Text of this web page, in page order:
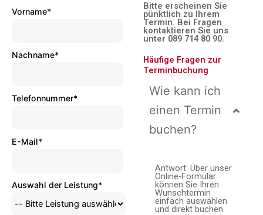
Vorname*
Nachname*
Telefonnummer*
E-Mail*
Auswahl der Leistung*
Bitte erscheinen Sie
pünktlich zu Ihrem
Termin. Bei Fragen
kontaktieren Sie uns
unter 089 714 80 90.
Häufige Fragen zur
Terminbuchung
Wie kann ich
einen Termin
buchen?
Antwort: Über unser
Online-Formular
können Sie Ihren
Wunschtermin
einfach auswählen
und direkt buchen.